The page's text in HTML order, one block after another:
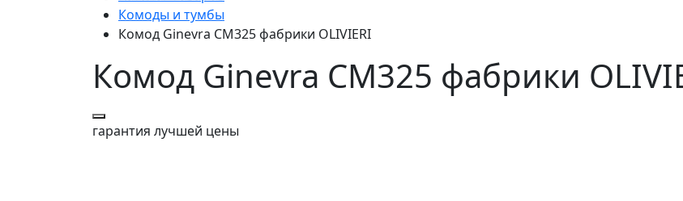
Комоды и тумбы
Комод Ginevra CM325 фабрики OLIVIERI
Комод Ginevra CM325 фабрики
гарантия лучшей цены